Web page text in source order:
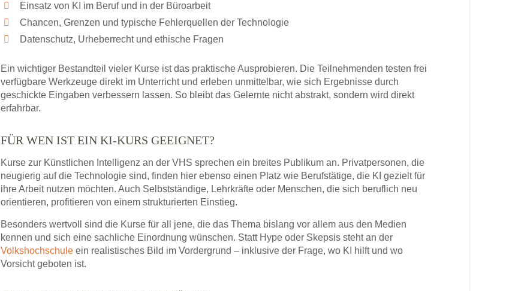
Einsatz von KI im Beruf und in der Büroarbeit
Chancen, Grenzen und typische Fehlerquellen der Technologie
Datenschutz, Urheberrecht und ethische Fragen
Ein wichtiger Bestandteil vieler Kurse ist das praktische Ausprobieren. Die Teilnehmenden testen frei
verfügbare Werkzeuge direkt im Unterricht und erleben unmittelbar, wie sich Ergebnisse durch
geschickte Eingaben verbessern lassen. So bleibt das Gelernte nicht abstrakt, sondern wird direkt
erfahrbar.
FÜR WEN IST EIN KI-KURS GEEIGNET?
Kurse zur Künstlichen Intelligenz an der VHS sprechen ein breites Publikum an. Privatpersonen, die
neugierig auf die Technologie sind, finden hier ebenso einen Platz wie Berufstätige, die KI gezielt für
ihre Arbeit nutzen möchten. Auch Selbstständige, Lehrkräfte oder Menschen, die sich beruflich neu
orientieren, profitieren von einem strukturierten Einstieg.
Besonders wertvoll sind die Kurse für all jene, die das Thema bislang vor allem aus den Medien
kennen und sich eine sachliche Einordnung wünschen. Statt Hype oder Skepsis steht an der
Volkshochschule ein realistisches Bild im Vordergrund – inklusive der Frage, wo KI hilft und wo
Vorsicht geboten ist.